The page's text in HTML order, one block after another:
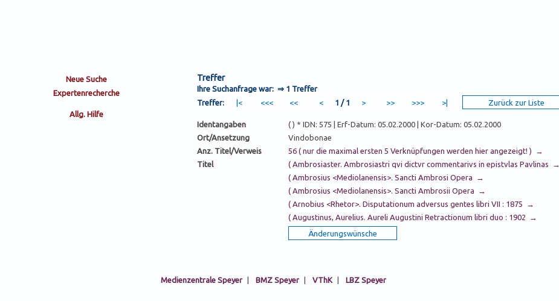
Treffer
Ihre Suchanfrage war: ⇒ 1 Treffer
Treffer:
1 / 1
Identangaben ( ) * IDN: 575 | Erf-Datum: 05.02.2000 | Kor-Datum: 05.02.2000
Ort/Ansetzung
Vindobonae
Anz. Titel/Verweis
56 ( nur die maximal ersten 5 Verknüpfungen werden hier angezeigt! ) →
Titel
( Ambrosiaster. Ambrosiastri qvi dictvr commentarivs in epistvlas Pavlinas →
( Ambrosius <Mediolanensis>. Sancti Ambrosi Opera →
( Ambrosius <Mediolanensis>. Sancti Ambrosii Opera →
( Arnobius <Rhetor>. Disputationum adversus gentes libri VII : 1875 →
( Augustinus, Aurelius. Aureli Augustini Retractionum libri duo : 1902 →
Medienzentrale Speyer | BMZ Speyer | VThK | LBZ Speyer